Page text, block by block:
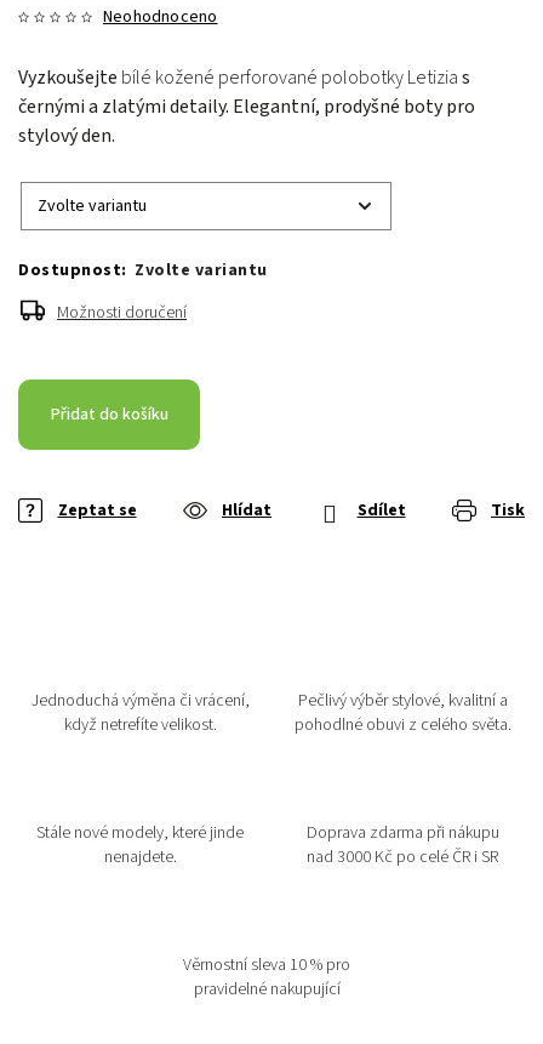
Neohodnoceno
Vyzkoušejte bílé kožené perforované polobotky Letizias
černými a zlatými detaily. Elegantní, prodyšné boty pro
stylový den.
Zvolte variantu
Možnosti doručení
Přidat do košíku
Tisk
Zeptat se Hlídat Sdílet
Jednoduchá výměna či vrácení,
když netrefíte velikost.
Pečlivý výběr stylové, kvalitní a
pohodlné obuvi z celého světa.
Stále nové modely, které jinde
nenajdete.
Doprava zdarma při nákupu
nad 3000 Kč po celé ČR i SR
Věrnostní sleva 10 % pro
pravidelné nakupující